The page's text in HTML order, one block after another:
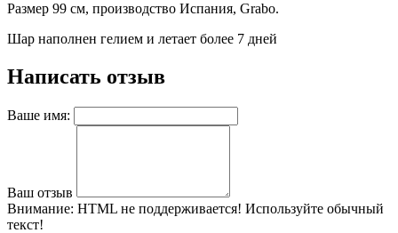
Размер 99 см, производство Испания, Grabo.
Шар наполнен гелием и летает более 7 дней
Написать отзыв
Ваше имя:
Ваш отзыв
Внимание: HTML не поддерживается! Используйте обычный
текст!